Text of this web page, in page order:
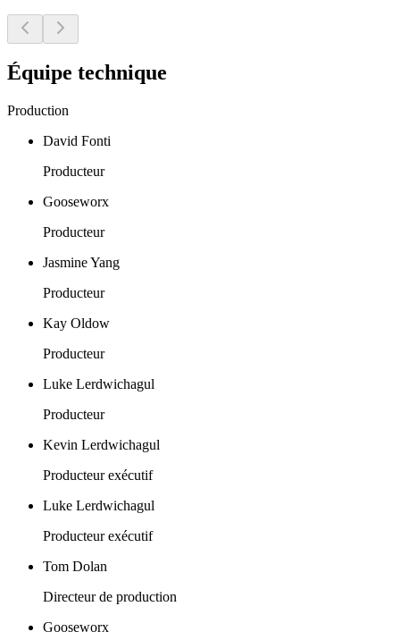
Équipe technique
Production
David Fonti
Producteur
Gooseworx
Producteur
Jasmine Yang
Producteur
Kay Oldow
Producteur
Luke Lerdwichagul
Producteur
Kevin Lerdwichagul
Producteur exécutif
Luke Lerdwichagul
Producteur exécutif
Tom Dolan
Directeur de production
Gooseworx